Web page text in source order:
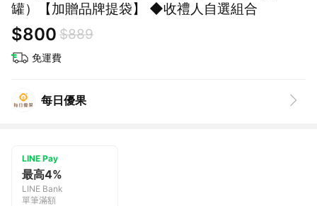
罐）【加贈品牌提袋】 ◆收禮人自選組合
$800 $889
免運費
每日優果
LINE Pay
最高4%
LINE Bank
單筆滿額